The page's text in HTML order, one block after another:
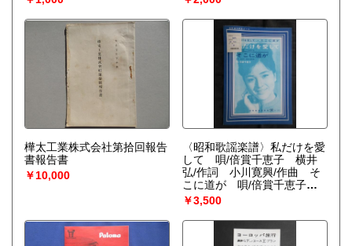
樺太工業株式会社第拾回報告
書報告書
￥10,000
〈昭和歌謡楽譜〉私だけを愛
して 唄/倍賞千恵子 横井
弘/作詞 小川寛興/作曲 そ
こに道が 唄/倍賞千恵子
横井弘/作詞 飯田三朗/作曲
￥3,500